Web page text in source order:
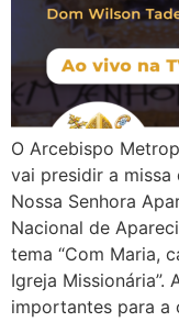
O Arcebispo
vai presidir a missa
Nossa Senhora
Nacional de
tema “Com Maria,
Igreja Missionária”.
importantes para a